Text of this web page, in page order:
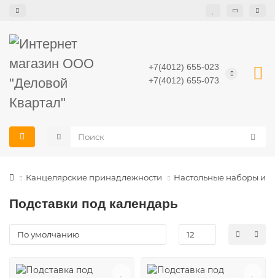
+7(4012) 655-023
+7(4012) 655-073
Канцелярские принадлежности Настольные наборы и
Подставки под календарь